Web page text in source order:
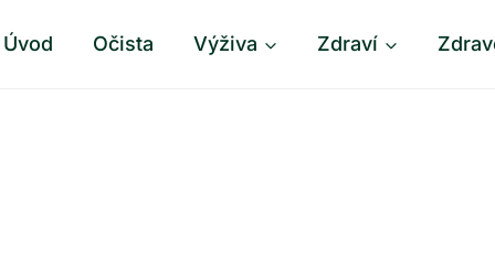
Úvod Očista Výživa Zdraví